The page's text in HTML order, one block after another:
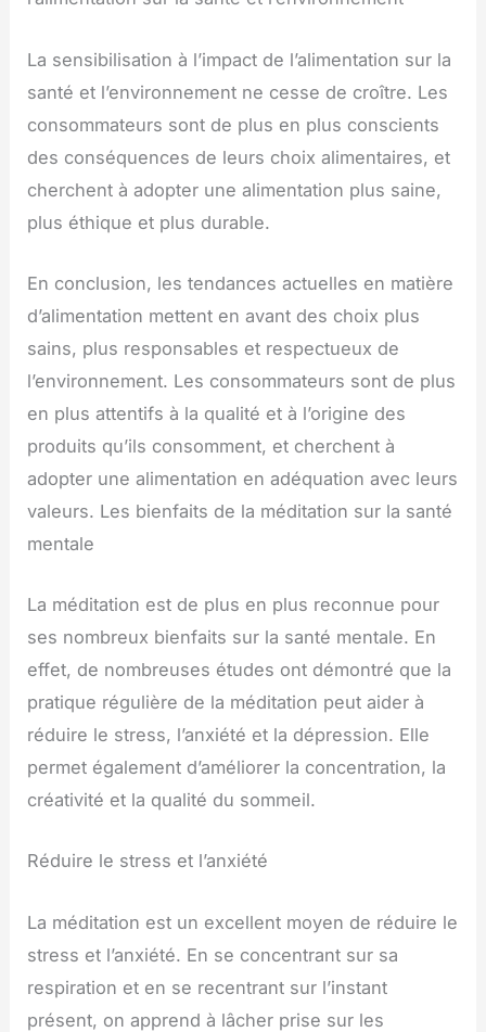
La sensibilisation à l’impact de l’alimentation sur la
santé et l’environnement ne cesse de croître. Les
consommateurs sont de plus en plus conscients
des conséquences de leurs choix alimentaires, et
cherchent à adopter une alimentation plus saine,
plus éthique et plus durable.
En conclusion, les tendances actuelles en matière
d’alimentation mettent en avant des choix plus
sains, plus responsables et respectueux de
l’environnement. Les consommateurs sont de plus
en plus attentifs à la qualité et à l’origine des
produits qu’ils consomment, et cherchent à
adopter une alimentation en adéquation avec leurs
valeurs. Les bienfaits de la méditation sur la santé
mentale
La méditation est de plus en plus reconnue pour
ses nombreux bienfaits sur la santé mentale. En
effet, de nombreuses études ont démontré que la
pratique régulière de la méditation peut aider à
réduire le stress, l’anxiété et la dépression. Elle
permet également d’améliorer la concentration, la
créativité et la qualité du sommeil.
Réduire le stress et l’anxiété
La méditation est un excellent moyen de réduire le
stress et l’anxiété. En se concentrant sur sa
respiration et en se recentrant sur l’instant
présent, on apprend à lâcher prise sur les